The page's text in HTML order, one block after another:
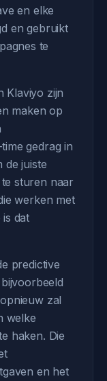
en elke
en gebruikt
te
Klaviyo zijn
maken op
gedrag in
de juiste
sturen naar
werken met
dat
predictive
zal
welke
haken. Die
en het